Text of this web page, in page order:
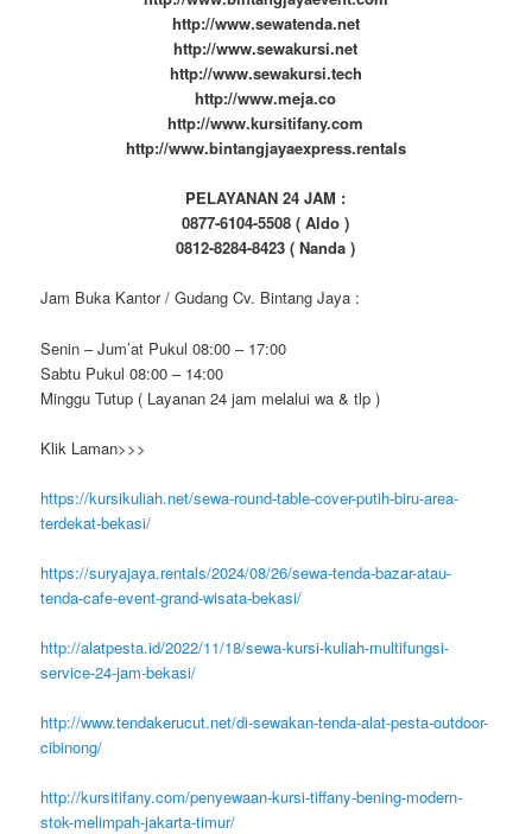
http://www.sewatenda.net
http://www.sewakursi.net
http://www.sewakursi.tech
http://www.meja.co
http://www.kursitifany.com
http://www.bintangjayaexpress.rentals
PELAYANAN 24 JAM :
0877-6104-5508 ( Aldo )
0812-8284-8423 ( Nanda )
Jam Buka Kantor / Gudang Cv. Bintang Jaya :
Senin – Jum’at Pukul 08:00 – 17:00
Sabtu Pukul 08:00 – 14:00
Minggu Tutup ( Layanan 24 jam melalui wa & tlp )
Klik Laman>>>
https://kursikuliah.net/sewa-round-table-cover-putih-biru-area-
terdekat-bekasi/
https://suryajaya.rentals/2024/08/26/sewa-tenda-bazar-atau-
tenda-cafe-event-grand-wisata-bekasi/
http://alatpesta.id/2022/11/18/sewa-kursi-kuliah-multifungsi-
service-24-jam-bekasi/
http://www.tendakerucut.net/di-sewakan-tenda-alat-pesta-outdoor-
cibinong/
http://kursitifany.com/penyewaan-kursi-tiffany-bening-modern-
stok-melimpah-jakarta-timur/